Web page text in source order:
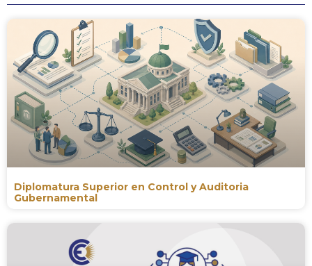
Diplomatura Superior en Control y Auditoria
Gubernamental